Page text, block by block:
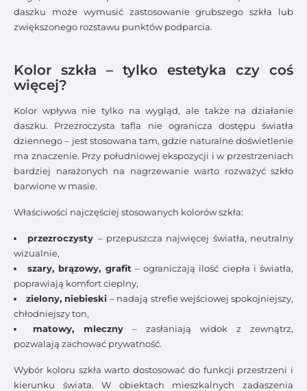
daszku może wymusić zastosowanie grubszego szkła lub
zwiększonego rozstawu punktów podparcia.
Kolor szkła – tylko estetyka czy coś
więcej?
Kolor wpływa nie tylko na wygląd, ale także na działanie
daszku. Przezroczysta tafla nie ogranicza dostępu światła
dziennego – jest stosowana tam, gdzie naturalne doświetlenie
ma znaczenie. Przy południowej ekspozycji i w przestrzeniach
bardziej narażonych na nagrzewanie warto rozważyć szkło
barwione w masie.
Właściwości najczęściej stosowanych kolorów szkła:
przezroczysty – przepuszcza najwięcej światła, neutralny
wizualnie,
szary, brązowy, grafit– ograniczają ilość ciepła i światła,
poprawiają komfort cieplny,
zielony, niebieski– nadają strefie wejściowej spokojniejszy,
chłodniejszy ton,
matowy, mleczny– zasłaniają widok z zewnątrz,
pozwalają zachować prywatność.
Wybór koloru szkła warto dostosować do funkcji przestrzeni i
kierunku świata. W obiektach mieszkalnych zadaszenia